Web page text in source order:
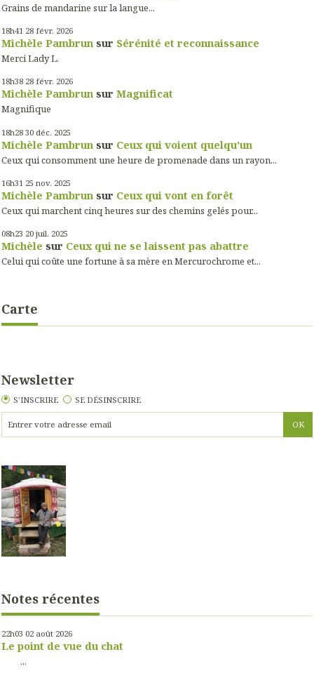
Grains de mandarine sur la langue...
18h41 28 févr. 2026
Michèle Pambrun sur Sérénité et reconnaissance
Merci Lady L.
18h38 28 févr. 2026
Michèle Pambrun sur Magnificat
Magnifique
18h28 30 déc. 2025
Michèle Pambrun sur Ceux qui voient quelqu'un
Ceux qui consomment une heure de promenade dans un rayon...
16h31 25 nov. 2025
Michèle Pambrun sur Ceux qui vont en forêt
Ceux qui marchent cinq heures sur des chemins gelés pour...
08h23 20 juil. 2025
Michèle sur Ceux qui ne se laissent pas abattre
Celui qui coûte une fortune à sa mère en Mercurochrome et...
Carte
Newsletter
S'INSCRIRE SE DÉSINSCRIRE
Notes récentes
22h03 02 août 2026
Le point de vue du chat
...